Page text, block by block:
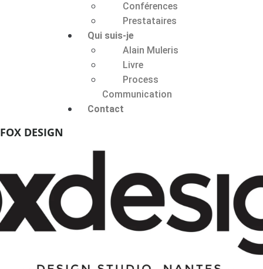
Conférences
Prestataires
Qui suis-je
Alain Muleris
Livre
Process
Communication
Contact
FOX DESIGN